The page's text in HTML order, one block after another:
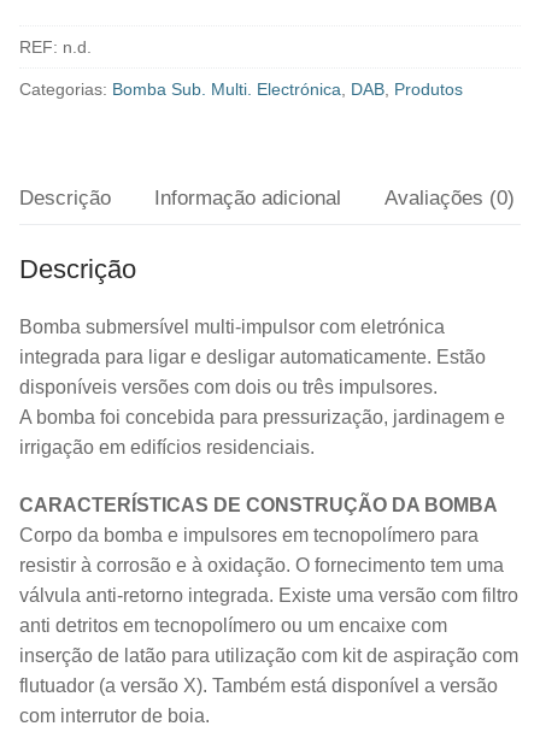
Submersa
Eletrónica
REF: n.d.
Categorias: Bomba Sub. Multi. Electrónica DAB Produtos
Descrição Informação adicional Avaliações (0)
Descrição
Bomba submersível multi-impulsor com eletrónica
integrada para ligar e desligar automaticamente. Estão
disponíveis versões com dois ou três impulsores.
A bomba foi concebida para pressurização, jardinagem e
irrigação em edifícios residenciais.
CARACTERÍSTICAS DE CONSTRUÇÃO DA BOMBA
Corpo da bomba e impulsores em tecnopolímero para
resistir à corrosão e à oxidação. O fornecimento tem uma
válvula anti-retorno integrada. Existe uma versão com filtro
anti detritos em tecnopolímero ou um encaixe com
inserção de latão para utilização com kit de aspiração com
flutuador (a versão X). Também está disponível a versão
com interrutor de boia.